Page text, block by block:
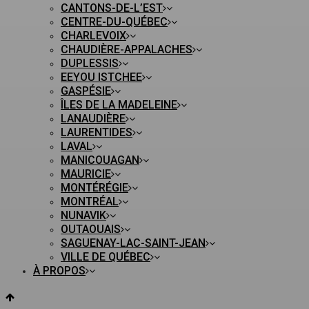
CANTONS-DE-L’EST
CENTRE-DU-QUÉBEC
CHARLEVOIX
CHAUDIÈRE-APPALACHES
DUPLESSIS
EEYOU ISTCHEE
GASPÉSIE
ÎLES DE LA MADELEINE
LANAUDIÈRE
LAURENTIDES
LAVAL
MANICOUAGAN
MAURICIE
MONTÉRÉGIE
MONTRÉAL
NUNAVIK
OUTAOUAIS
SAGUENAY-LAC-SAINT-JEAN
VILLE DE QUÉBEC
À PROPOS